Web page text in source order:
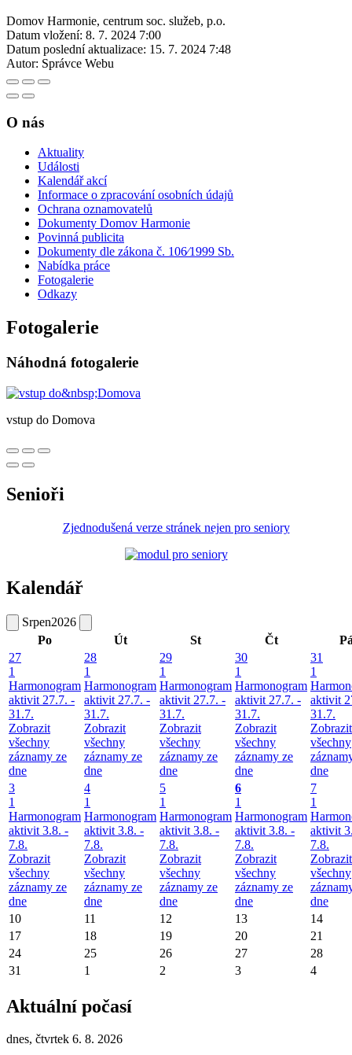
Domov Harmonie, centrum soc. služeb, p.o.
Datum vložení: 8. 7. 2024 7:00
Datum poslední aktualizace: 15. 7. 2024 7:48
Autor: Správce Webu
O nás
Aktuality
Události
Kalendář akcí
Informace o zpracování osobních údajů
Ochrana oznamovatelů
Dokumenty Domov Harmonie
Povinná publicita
Dokumenty dle zákona č. 106⁄1999 Sb.
Nabídka práce
Fotogalerie
Odkazy
Fotogalerie
Náhodná fotogalerie
vstup do Domova
Senioři
Zjednodušená verze stránek nejen pro seniory
Kalendář
Srpen2026
Po
Út St Čt
27
1
Harmonogram
aktivit 27.7. -
31.7.
Zobrazit
všechny
záznamy ze
dne
28
1
Harmonogram
aktivit 27.7. -
31.7.
Zobrazit
všechny
záznamy ze
dne
29
1
Harmonogram
aktivit 27.7. -
31.7.
Zobrazit
všechny
záznamy ze
dne
30
1
Harmonogram
aktivit 27.7. -
31.7.
Zobrazit
všechny
záznamy ze
dne
31
1
aktivit
31.7.
Zobrazit
všechny
dne
3
1
Harmonogram
aktivit 3.8. -
7.8.
Zobrazit
všechny
záznamy ze
dne
4
1
Harmonogram
aktivit 3.8. -
7.8.
Zobrazit
všechny
záznamy ze
dne
5
1
Harmonogram
aktivit 3.8. -
7.8.
Zobrazit
všechny
záznamy ze
dne
6
1
Harmonogram
aktivit 3.8. -
7.8.
Zobrazit
všechny
záznamy ze
dne
7
1
aktivit
7.8.
Zobrazit
všechny
dne
10
11 12 13
14
17
18 19 20
21
24
25 26 27
28
31
1 2 3 4
Aktuální počasí
dnes, čtvrtek 6. 8. 2026